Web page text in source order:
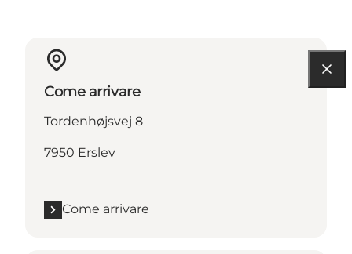
Come arrivare
Tordenhøjsvej 8
7950 Erslev
Come arrivare